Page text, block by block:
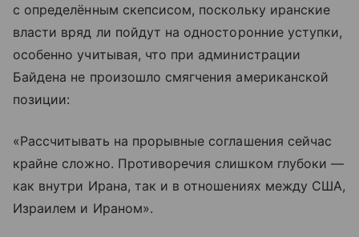
с определённым скепсисом, поскольку иранские
власти вряд ли пойдут на односторонние уступки,
особенно учитывая, что при администрации
Байдена не произошло смягчения американской
позиции:
«Рассчитывать на прорывные соглашения сейчас
крайне сложно. Противоречия слишком глубоки —
как внутри Ирана, так и в отношениях между США,
Израилем и Ираном».